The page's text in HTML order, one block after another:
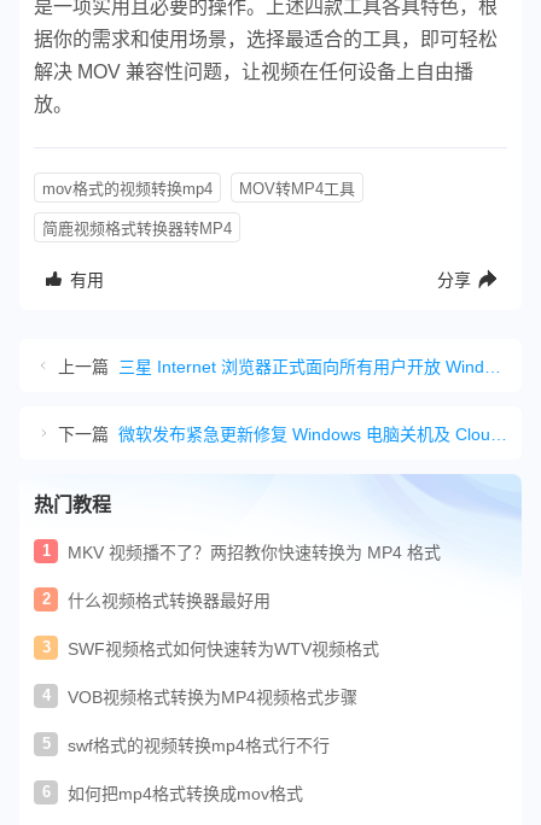
是一项实用且必要的操作。上述四款工具各具特色， 根
据你的需求和使用场景，选择最适合的工具，即可轻松
解决 MOV 兼容性问题，让视频在任何设备上自由播
放。
mov格式的视频转换mp4 MOV转MP4工具
简鹿视频格式转换器转MP4
有用 分享
上一篇
下一篇
热门教程
1 MKV 视频播不了？两招教你快速转换为 MP4 格式
2 什么视频格式转换器最好用
3 SWF视频格式如何快速转为WTV视频格式
4 VOB视频格式转换为MP4视频格式步骤
5 swf格式的视频转换mp4格式行不行
6 如何把mp4格式转换成mov格式